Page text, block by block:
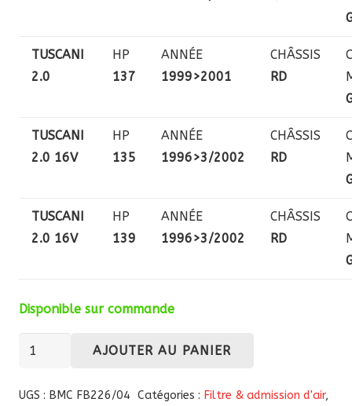
TUSCANI
2.0
HP
137
ANNÉE
1999>2001
CHÂSSIS
RD
TUSCANI
2.0 16V
HP
135
ANNÉE
1996>3/2002
CHÂSSIS
RD
TUSCANI
2.0 16V
HP
139
ANNÉE
1996>3/2002
CHÂSSIS
RD
Disponible sur commande
quantité
Filtre
AJOUTER AU PANIER
UGS : BMC FB226/04 Catégories : Filtre & admission d'air,